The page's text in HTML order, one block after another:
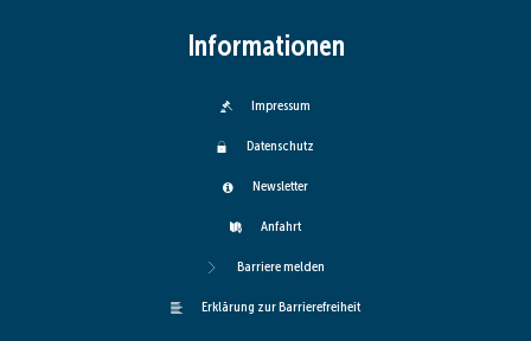
Informationen
Impressum
Datenschutz
Newsletter
Anfahrt
Barriere melden
Erklärung zur Barrierefreiheit